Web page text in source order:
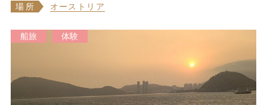
場所
オーストリア
船旅 体験